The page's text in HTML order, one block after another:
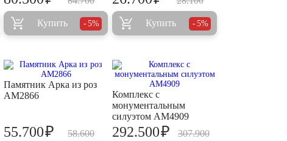
Купить 5% Купить 5%
Памятник Арка из роз
AM2866
58.600
55.700₽
Комплекс с
монументальным
силуэтом AM4909
307.900
292.500₽